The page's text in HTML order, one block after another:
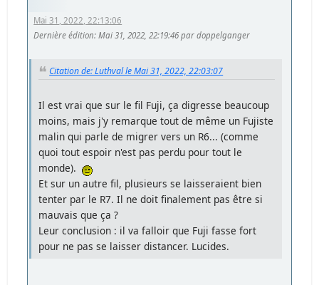
Mai 31, 2022, 22:13:06
Dernière édition: Mai 31, 2022, 22:19:46 par doppelganger
Citation de: Luthval le Mai 31, 2022, 22:03:07
Il est vrai que sur le fil Fuji, ça digresse beaucoup
moins, mais j'y remarque tout de même un Fujiste
malin qui parle de migrer vers un R6... (comme
quoi tout espoir n'est pas perdu pour tout le
monde).
Et sur un autre fil, plusieurs se laisseraient bien
tenter par le R7. Il ne doit finalement pas être si
mauvais que ça ?
Leur conclusion : il va falloir que Fuji fasse fort
pour ne pas se laisser distancer. Lucides.